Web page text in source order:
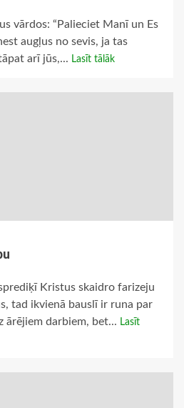
vārdos: “Palieciet Manī un Es
augļus no sevis, ja tas
arī jūs,... Lasīt tālāk
Kristus skaidro farizeju
tad ikvienā bauslī ir runa par
ārējiem darbiem, bet... Lasīt